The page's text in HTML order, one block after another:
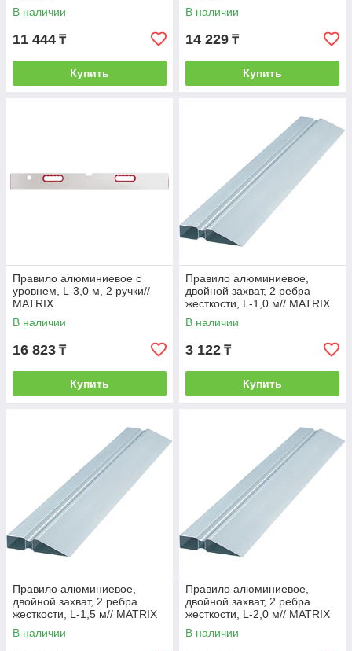
В наличии
11 444 ₸
Купить
В наличии
14 229 ₸
Купить
Правило алюминиевое с
уровнем, L-3,0 м, 2 ручки//
MATRIX
В наличии
16 823 ₸
Купить
Правило алюминиевое,
двойной захват, 2 ребра
жесткости, L-1,0 м// MATRIX
В наличии
3 122 ₸
Купить
Правило алюминиевое,
двойной захват, 2 ребра
жесткости, L-1,5 м// MATRIX
В наличии
Правило алюминиевое,
двойной захват, 2 ребра
жесткости, L-2,0 м// MATRIX
В наличии